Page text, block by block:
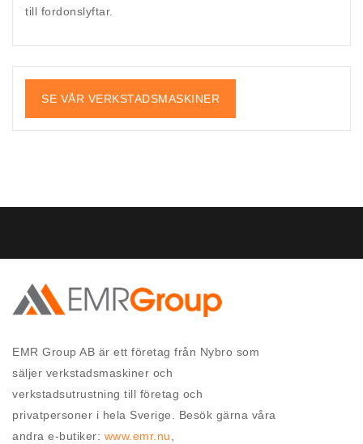
till fordonslyftar.
SE VÅR VERKSTADSMASKINER
EMR Group AB är ett företag från Nybro som
säljer verkstadsmaskiner och
verkstadsutrustning till företag och
privatpersoner i hela Sverige. Besök gärna våra
andra e-butiker: www.emr.nu,